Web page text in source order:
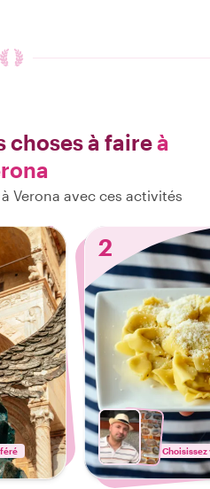
choses à faireà
Verona avec ces activités
2